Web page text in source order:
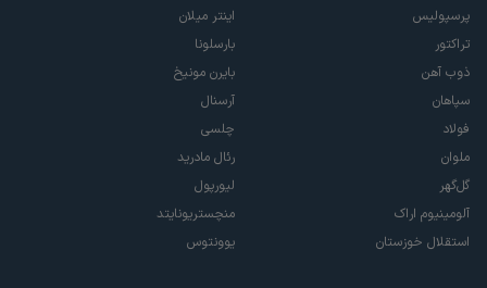
پرسپولیس
تراکتور
ذوب آهن
سپاهان
فولاد
ملوان
گل‌گهر
آلومینیوم اراک
استقلال خوزستان
اینتر میلان
بارسلونا
بایرن مونیخ
آرسنال
چلسی
رئال مادرید
لیورپول
منچستریونایتد
یوونتوس